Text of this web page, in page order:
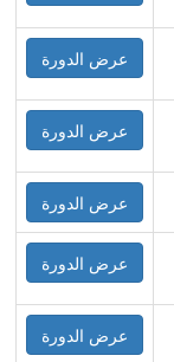
عرض الدورة
عرض الدورة
عرض الدورة
عرض الدورة
عرض الدورة